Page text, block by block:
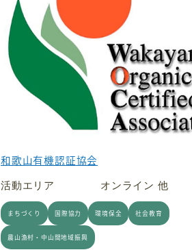
和歌山有機認証協会
活動エリア オンライン 他
まちづくり 国際協力 環境保全 社会教育
農山漁村・中山間地域振興